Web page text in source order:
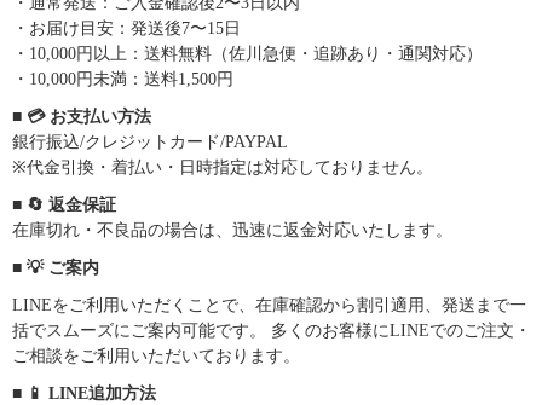
・お届け目安：発送後7〜15日
・10,000円以上：送料無料（佐川急便・追跡あり・通関対応）
・10,000円未満：送料1,500円
■ 💳 お支払い方法
銀行振込/クレジットカード/PAYPAL
※代金引換・着払い・日時指定は対応しておりません。
■ 🔄 返金保証
在庫切れ・不良品の場合は、迅速に返金対応いたします。
■ 💡 ご案内
LINEをご利用いただくことで、在庫確認から割引適用、発送まで一
括でスムーズにご案内可能です。 多くのお客様にLINEでのご注文・
ご相談をご利用いただいております。
■ 📱 LINE追加方法